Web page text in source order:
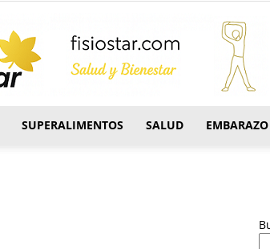
SUPERALIMENTOS SALUD EMBARAZO